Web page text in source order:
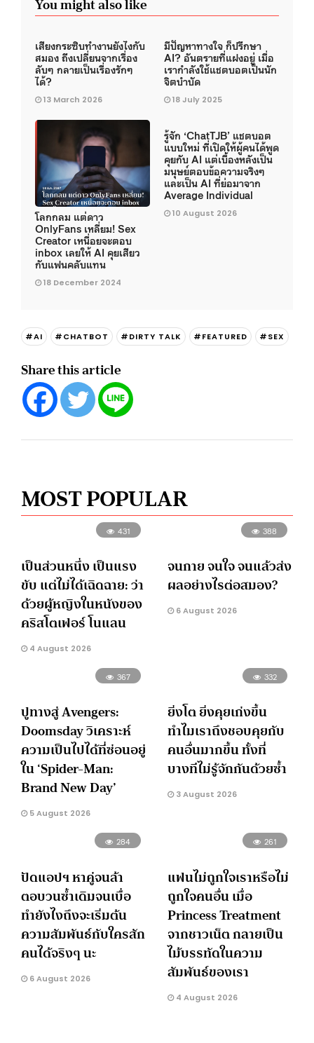
เสียงกระซิบทำงานยังไงกับ
สมอง ถึงเปลี่ยนจากเรื่อง
ลับๆ กลายเป็นเรื่องรักๆ
ได้?
13 March 2026
มีปัญหาทางใจ ก็ปรึกษา
AI? อันตรายที่แฝงอยู่ เมื่อ
เรากำลังใช้แชตบอตเป็นนัก
จิตบำบัด
18 July 2025
โลกกลม แต่ดาว
OnlyFans เหลี่ยม! Sex
Creator เหนื่อยจะตอบ
inbox เลยให้ AI คุยเสียว
กับแฟนคลับแทน
18 December 2024
รู้จัก ‘ChatTJB’ แชตบอต
แบบใหม่ ที่เปิดให้ผู้คนได้พูด
คุยกับ AI แต่เบื้องหลังเป็น
มนุษย์ตอบข้อความจริงๆ
และเป็น AI ที่ย่อมาจาก
Average Individual
10 August 2026
#AI #CHATBOT #DIRTY TALK #FEATURED #SEX
Share this article
MOST POPULAR
431
เป็นส่วนหนึ่ง เป็นแรง
ขับ แต่ไม่ได้เฉิดฉาย: ว่า
ด้วยผู้หญิงในหนังของ
คริสโตเฟอร์ โนแลน
4 August 2026
388
จนกาย จนใจ จนแล้วส่ง
ผลอย่างไรต่อสมอง?
6 August 2026
367
ปูทางสู่ Avengers:
Doomsday วิเคราะห์
ความเป็นไปได้ที่ซ่อนอยู่
ใน ‘Spider-Man:
Brand New Day’
5 August 2026
332
ยิ่งโต ยิ่งคุยเก่งขึ้น
ทำไมเราถึงชอบคุยกับ
คนอื่นมากขึ้น ทั้งที่
บางทีไม่รู้จักกันด้วยซ้ำ
3 August 2026
284
ปัดแอปฯ หาคู่จนล้า
ตอบวนซ้ำเดิมจนเบื่อ
ทำยังไงถึงจะเริ่มต้น
ความสัมพันธ์กับใครสัก
คนได้จริงๆ นะ
6 August 2026
261
แฟนไม่ถูกใจเราหรือไม่
ถูกใจคนอื่น เมื่อ
Princess Treatment
จากชาวเน็ต กลายเป็น
ไม้บรรทัดในความ
สัมพันธ์ของเรา
4 August 2026